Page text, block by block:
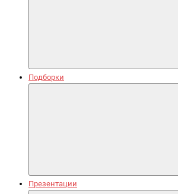
Подборки
Презентации